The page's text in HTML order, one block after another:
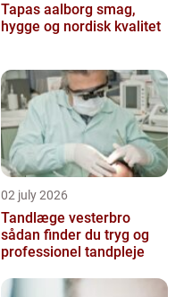
Tapas aalborg smag,
hygge og nordisk kvalitet
02 july 2026
Tandlæge vesterbro
sådan finder du tryg og
professionel tandpleje